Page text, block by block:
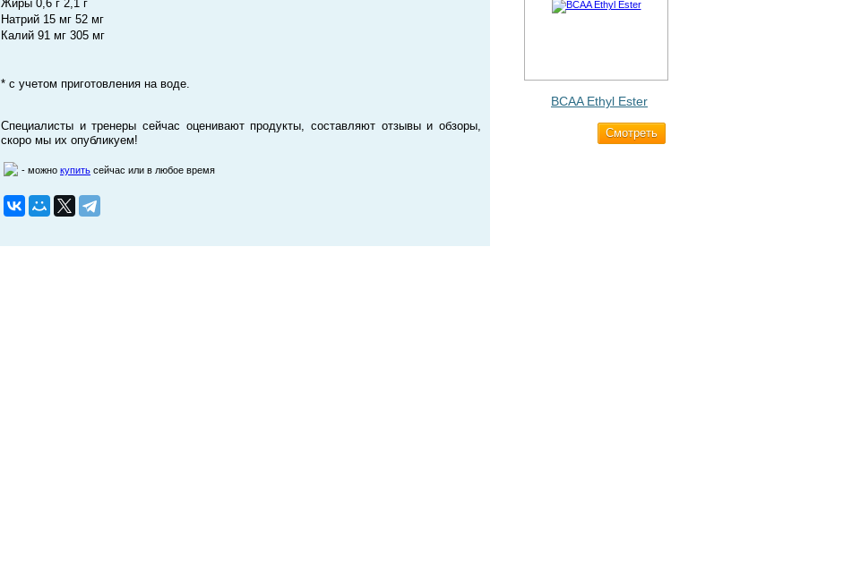
Жиры 0,6 г 2,1 г
Натрий 15 мг 52 мг
Калий 91 мг 305 мг
* с учетом приготовления на воде.
Специалисты и тренеры сейчас оценивают продукты, составляют отзывы и обзоры,
скоро мы их опубликуем!
- можно купить сейчас или в любое время
BCAA Ethyl Ester
Cмотреть